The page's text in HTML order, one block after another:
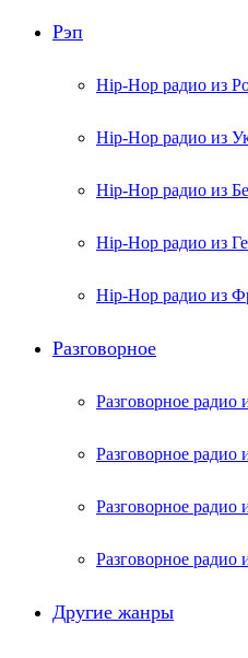
Рэп
Hip-Hop радио из
Hip-Hop радио из
Hip-Hop радио из
Hip-Hop радио из
Hip-Hop радио из
Разговорное
Разговорное радио
Разговорное радио
Разговорное радио
Разговорное
Другие жанры